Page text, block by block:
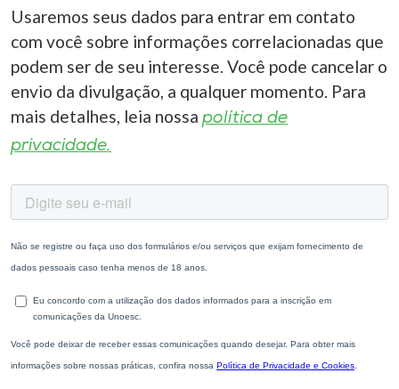
Usaremos seus dados para entrar em contato
com você sobre informações correlacionadas que
podem ser de seu interesse. Você pode cancelar o
envio da divulgação, a qualquer momento. Para
mais detalhes, leia nossa política de
privacidade.